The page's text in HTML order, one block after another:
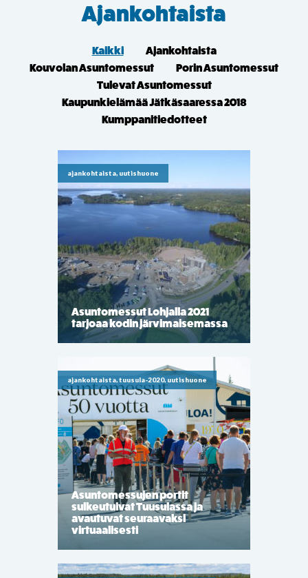
Ajankohtaista
Kaikki
Ajankohtaista
Kouvolan Asuntomessut
Porin Asuntomessut
Tulevat Asuntomessut
Kaupunkielämää Jätkäsaaressa 2018
Kumppanitiedotteet
ajankohtaista, uutishuone
Asuntomessut Lohjalla 2021
tarjoaa kodin järvimaisemassa
ajankohtaista, tuusula-2020, uutishuone
Asuntomessujen portit
sulkeutuivat Tuusulassa ja
avautuvat seuraavaksi
virtuaalisesti